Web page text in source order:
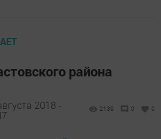
района
2018 -
2139 0 0